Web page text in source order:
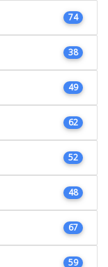
74
38
49
62
52
48
67
59